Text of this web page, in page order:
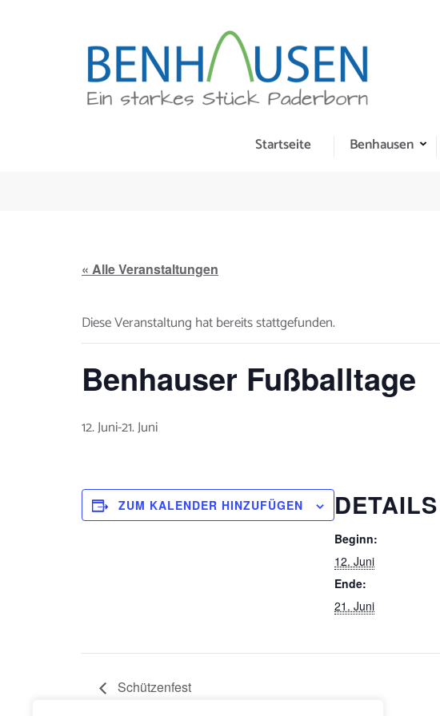
Startseite Benhausen
« Alle Veranstaltungen
Diese Veranstaltung hat bereits stattgefunden.
Benhauser Fußballtage
12. Juni-21. Juni
ZUM KALENDER HINZUFÜGEN DETAILS
Beginn:
12. Juni
Ende:
21. Juni
Schützenfest